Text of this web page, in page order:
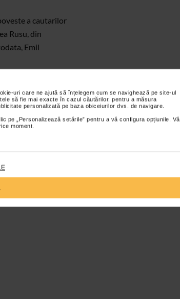
uri care ne ajută să înțelegem cum se navighează pe site-ul
să fie mai exacte în cazul căutărilor, pentru a măsura
personalizată pe baza obiceiurilor dvs. de navigare.
pe „Personalizează setările” pentru a vă configura opțiunile. Vă
moment.
a cautarilor
Rusu, din
Emil